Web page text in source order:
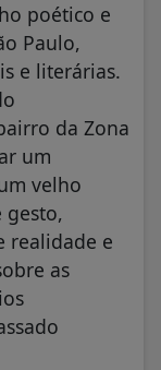
poético e
Paulo,
e literárias.
da Zona
um
velho
gesto,
realidade e
as